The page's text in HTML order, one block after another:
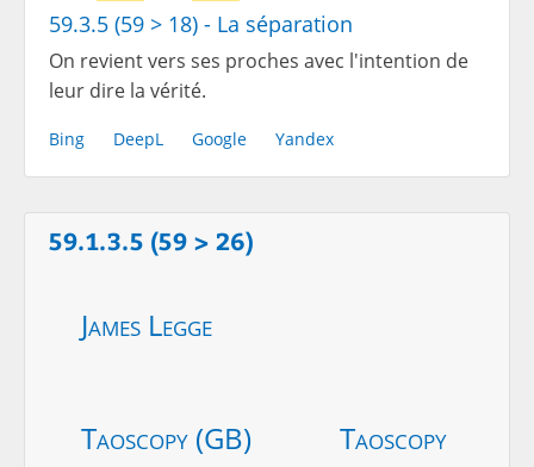
59.3.5 (59 > 18) - La séparation
On revient vers ses proches avec l'intention de
leur dire la vérité.
Bing DeepL Google Yandex
59.1.3.5 (59 > 26)
James Legge
Taoscopy (GB) Taoscopy